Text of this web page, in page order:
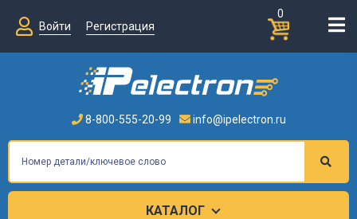
0
Войти
Регистрация
8-800-555-20-99 info@ipelectron.ru
КАТАЛОГ